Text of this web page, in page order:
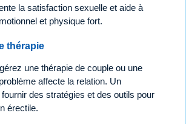
la satisfaction sexuelle et aide à
et physique fort.
thérapie
une thérapie de couple ou une
affecte la relation. Un
des stratégies et des outils pour
érectile.